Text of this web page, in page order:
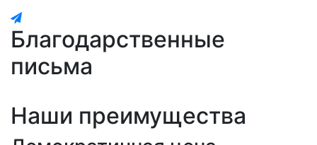
Благодарственные
письма
Наши преимущества